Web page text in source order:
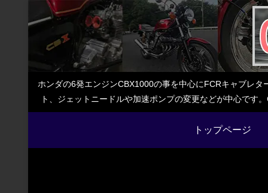
ホンダの6発エンジンCBX1000の事を中心にFCRキャブレ
ト、ジェットニードルや加速ポンプの変更などが中心で
トップページ